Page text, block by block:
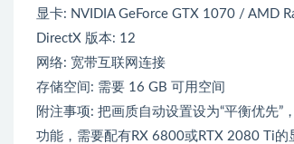
显卡: NVIDIA GeForce GTX 1070 / AMD
DirectX 版本: 12
网络: 宽带互联网连接
存储空间: 需要 16 GB 可用空间
附注事项: 把画质自动设置设为“平衡优先
功能，需要配有RX 6800或RTX 2080 Ti的